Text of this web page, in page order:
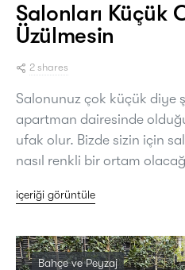
Salonları Küçük
Üzülmesin
2 shares
Salonunuz çok küçük diye
apartman dairesinde
ufak olur. Bizde sizin için
nasıl renkli bir ortam
içeriği görüntüle
Bahçe ve Peyzaj